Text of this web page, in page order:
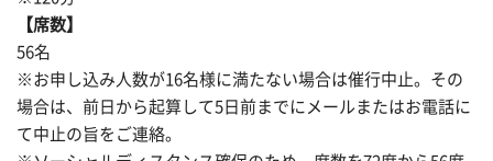
【席数】
56名
※お申し込み人数が16名様に満たない場合は催行中止。その
場合は、前日から起算して5日前までにメールまたはお電話に
て中止の旨をご連絡。